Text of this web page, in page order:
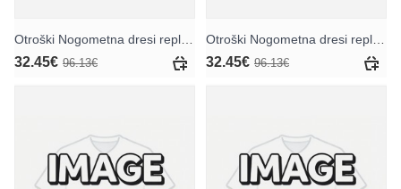
Otroški Nogometna dresi replika Atletico Madrid Nahuel Molina #16 Tretji 2026-27 Kratek rokav (+ hlače)
32.45€ 96.13€
Otroški Nogometna dresi replika Atletico Madrid Conor Gallagher #4 Domači 2026-27 Kratek rokav (+ hlače)
32.45€ 96.13€